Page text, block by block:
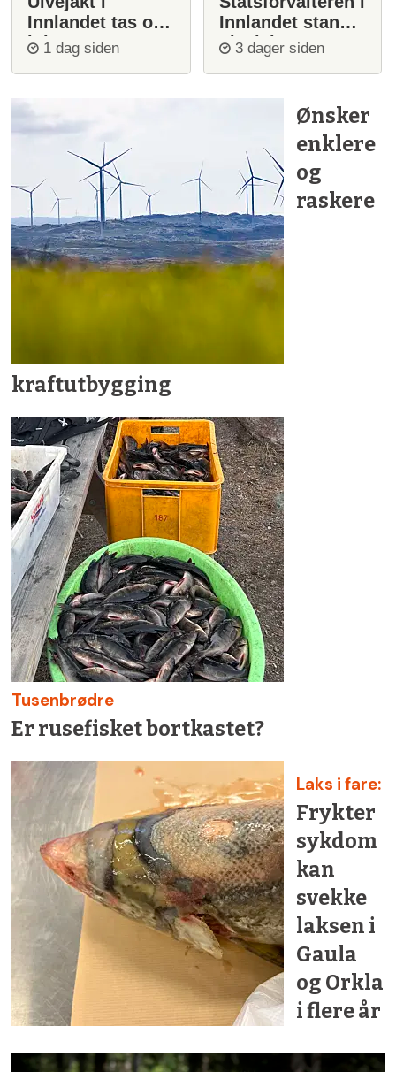
Innlandet tas opp
igjen
1 dag siden
Innlandet stanser
ulvejakt
3 dager siden
Ønsker
enklere
og
raskere
kraftutbygging
Tusenbrødre
Er rusefisket bortkastet?
Laks i fare:
Frykter
sykdom
kan
svekke
laksen i
Gaula
og Orkla
i flere år